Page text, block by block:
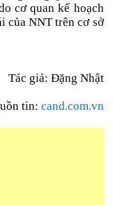
cơ quan kế hoạch
của NNT trên cơ sở
Tác giả: Đặng Nhật
tin: cand.com.vn